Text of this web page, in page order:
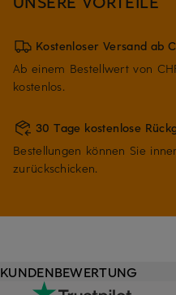
Kostenloser Versand ab
Ab einem Bestellwert von
kostenlos.
30 Tage kostenlose
Bestellungen können Sie
zurückschicken.
KUNDENBEWERTUNG